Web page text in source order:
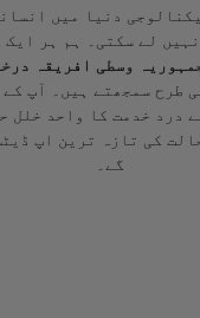
دنیا میں
لے سکتی۔ ہم ہر ایک
وسطی افریقہ
طرح سمجھتے ہیں۔ آپ کے
درد خدمت کا واحد خلل
کی تازہ ترین اپ
گے۔